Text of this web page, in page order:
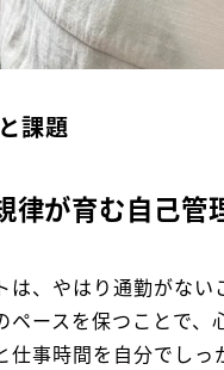
課題
律が育む自己管
、やはり通勤がない
ースを保つことで、
事時間を自分でし